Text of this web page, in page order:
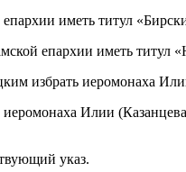
иметь титул
епархии иметь титул
избрать иеромонаха
Илии
указ.